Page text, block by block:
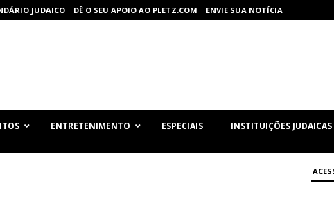
JUDAICO DÊ O SEU APOIO AO PLETZ.COM ENVIE SUA NOTÍCIA
ENTRETENIMENTO ESPECIAIS INSTITUIÇÕES JUDAICAS